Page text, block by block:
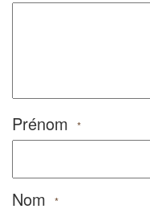
Prénom *
Nom *
✕